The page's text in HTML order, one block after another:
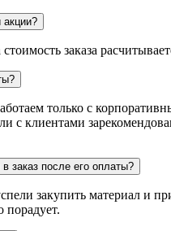
акции?
заказа
только с
с клиентами
заказ после его оплаты?
закупить материал и
порадует.